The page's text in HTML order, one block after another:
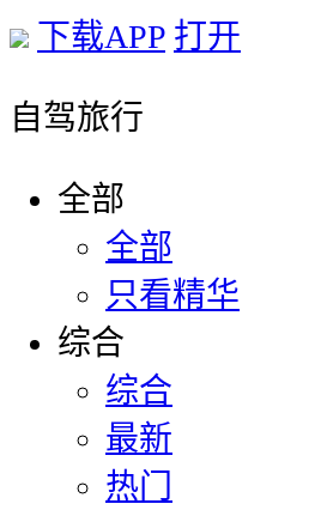
下载APP 打开
自驾旅行
全部
全部
只看精华
综合
综合
最新
热门